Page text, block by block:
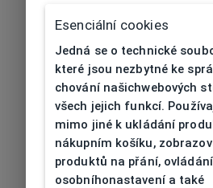
Esenciální cookies
Jedná se o technické
které jsou nezbytné ke
chování našichwebových
všech jejich funkcí.
mimo jiné k ukládání
nákupním košíku,
produktů na přání,
osobníhonastavení a také